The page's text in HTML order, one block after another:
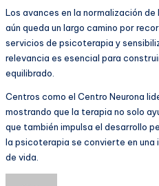
Los avances en la normalización
aún queda un largo camino por
servicios de psicoterapia y
relevancia es esencial para
equilibrado.
Centros como el Centro Neurona
mostrando que la terapia no solo
que también impulsa el desarrollo
la psicoterapia se convierte en una
de vida.